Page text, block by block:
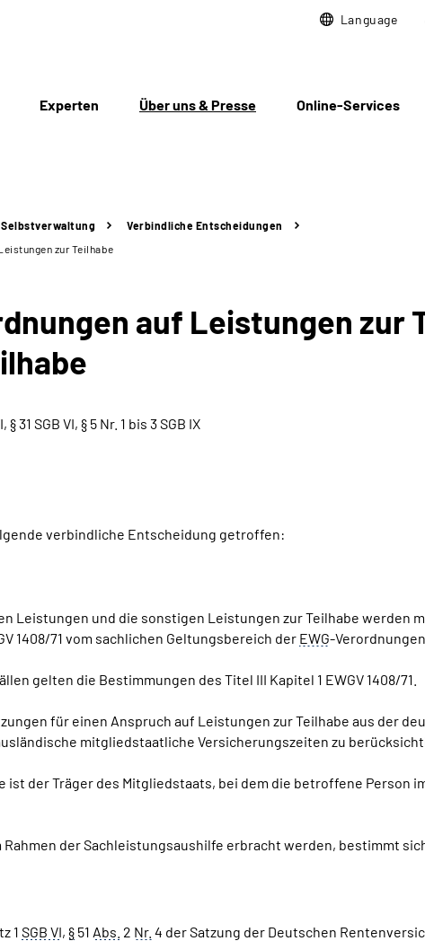
Language
Experten Über uns & Presse Online-Services
Selbstverwaltung
Verbindliche Entscheidungen
zur Teilhabe
auf Leistungen zur
31 SGB VI, § 5 Nr. 1 bis 3 SGB IX
verbindliche Entscheidung getroffen:
Leistungen und die sonstigen Leistungen zur Teilhabe werden
1408/71 vom sachlichen Geltungsbereich der EWG-
gelten die Bestimmungen des Titel III Kapitel 1 EWGV 1408/71.
für einen Anspruch auf Leistungen zur Teilhabe aus der
ausländische mitgliedstaatliche Versicherungszeiten zu
der Träger des Mitgliedstaats, bei dem die betroffene Person
der Sachleistungsaushilfe erbracht werden, bestimmt
1 SGB VI, § 51 Abs. 2 Nr. 4 der Satzung der Deutschen